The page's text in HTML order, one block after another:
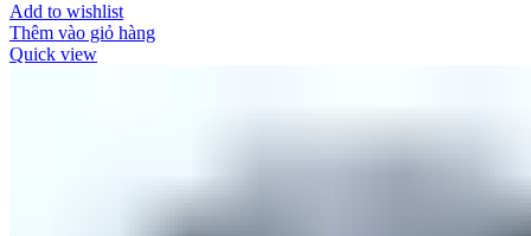
Add to wishlist
Thêm vào giỏ hàng
Quick view